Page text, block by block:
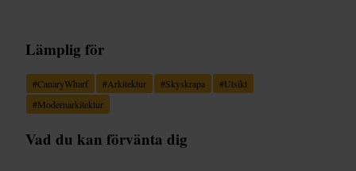
Lämplig för
#CanaryWharf #Arkitektur #Skyskrapa #Utsikt
#Modernarkitektur
Vad du kan förvänta dig